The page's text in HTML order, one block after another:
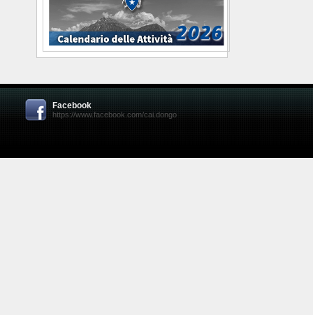
Facebook
https://www.facebook.com/cai.dongo